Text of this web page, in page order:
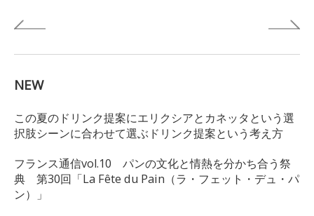
NEW
この夏のドリンク提案にエリクシアとカネッタという選
択肢シーンに合わせて選ぶドリンク提案という考え方
フランス通信vol.10 パンの文化と情熱を分かち合う祭
典 第30回「La Fête du Pain（ラ・フェット・デュ・パ
ン）」